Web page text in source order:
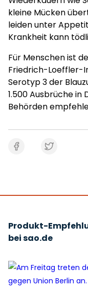
kleine Mücken
leiden unter
Krankheit kann
Für Menschen ist
Friedrich-Loeffler-
Serotyp 3 der
1.500 Ausbrüche
Behörden
Produkt-
bei sao.de